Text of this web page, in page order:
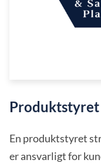
Produktstyret
En produktstyret
er ansvarligt for